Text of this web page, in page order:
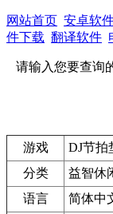
网站首页 安卓软
件下载 翻译软件
请输入您要查询
游戏
DJ节拍
分类
益智休
语言
简体中